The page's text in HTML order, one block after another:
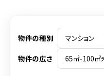
物件の種別
物件の広さ